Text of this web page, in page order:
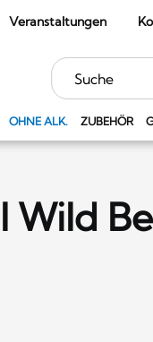
Veranstaltungen
OHNE ALK. ZUBEHÖR
Stichwörter
Wild